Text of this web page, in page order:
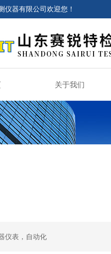
仪器有限公司欢迎您！
关于我们
仪表，自动化